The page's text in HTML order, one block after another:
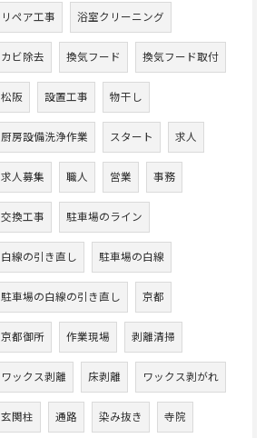
リペア工事 浴室クリーニング
カビ除去 換気フード 換気フード取付
松阪 設置工事 物干し
厨房設備洗浄作業 スタート 求人
求人募集 職人 営業 事務
交換工事 駐車場のライン
白線の引き直し 駐車場の白線
駐車場の白線の引き直し 京都
京都御所 作業現場 剥離清掃
ワックス剥離 床剥離 ワックス剥がれ
玄関柱 通路 染み抜き 寺院